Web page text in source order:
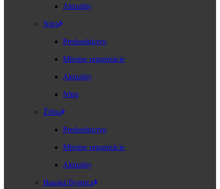
Aktuality
Nitra
Predsednictvo
Miestne organizácie
Aktuality
Nitra
Žilina
Predsednictvo
Miestne organizácie
Aktuality
Banská Bystrica